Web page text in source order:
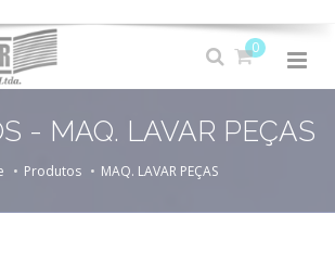
0
- MAQ. LAVAR PEÇAS
Produtos MAQ. LAVAR PEÇAS